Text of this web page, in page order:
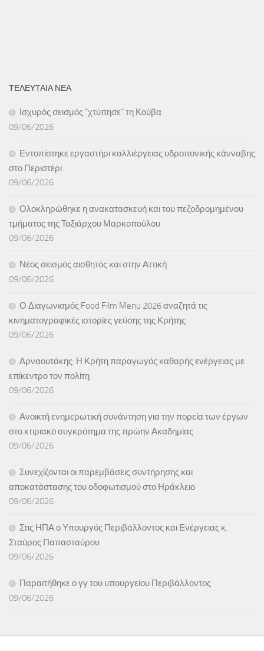
ΤΕΛΕΥΤΑΙΑ ΝΕΑ
Ισχυρός σεισμός “χτύπησε” τη Κούβα
09/06/2026
Εντοπίστηκε εργαστήρι καλλιέργειας υδροπονικής κάνναβης
στο Περιστέρι
09/06/2026
Ολοκληρώθηκε η ανακατασκευή και του πεζοδρομημένου
τμήματος της Ταξιάρχου Μαρκοπούλου
09/06/2026
Νέος σεισμός αισθητός και στην Αττική
09/06/2026
Ο Διαγωνισμός Food Film Menu 2026 αναζητά τις
κινηματογραφικές ιστορίες γεύσης της Κρήτης
09/06/2026
Αρναουτάκης: Η Κρήτη παραγωγός καθαρής ενέργειας με
επίκεντρο τον πολίτη
09/06/2026
Ανοικτή ενημερωτική συνάντηση για την πορεία των έργων
στο κτιριακό συγκρότημα της πρώην Ακαδημίας
09/06/2026
Συνεχίζονται οι παρεμβάσεις συντήρησης και
αποκατάστασης του οδοφωτισμού στο Ηράκλειο
09/06/2026
Στις ΗΠΑ ο Υπουργός Περιβάλλοντος και Ενέργειας κ.
Σταύρος Παπασταύρου
09/06/2026
Παραιτήθηκε ο γγ του υπουργείου Περιβάλλοντος
09/06/2026